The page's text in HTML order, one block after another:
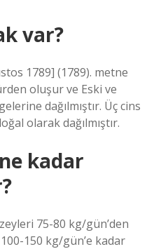
var?
1789] (1789). metne
oluşur ve Eski ve
dağılmıştır. Üç cins
olarak dağılmıştır.
kadar
75-80 kg/gün’den
150 kg/gün’e kadar